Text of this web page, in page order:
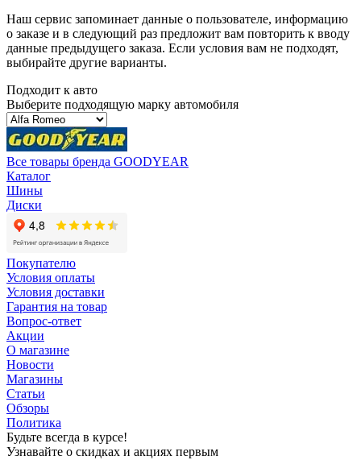
Наш сервис запоминает данные о пользователе, информацию
о заказе и в следующий раз предложит вам повторить к вводу
данные предыдущего заказа. Если условия вам не подходят,
выбирайте другие варианты.
Подходит к авто
Выберите подходящую марку автомобиля
Все товары бренда GOODYEAR
Каталог
Шины
Диски
Покупателю
Условия оплаты
Условия доставки
Гарантия на товар
Вопрос-ответ
Акции
О магазине
Новости
Магазины
Статьи
Обзоры
Политика
Будьте всегда в курсе!
Узнавайте о скидках и акциях первым